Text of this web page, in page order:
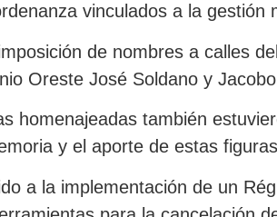
vinculados a la gestión
de nombres a calles
Oreste José Soldano y
homenajeadas también
y el aporte de estas
a la implementación de un